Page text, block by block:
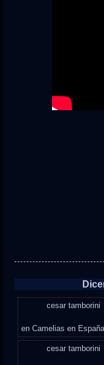
cesar tamborini
enCamelias en
cesar tamborini